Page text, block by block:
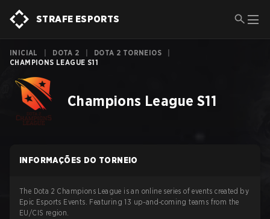
STRAFE ESPORTS
INICIAL DOTA 2 DOTA 2 TORNEIOS
CHAMPIONS LEAGUE S11
Champions League S11
INFORMAÇÕES DO TORNEIO
The Dota 2 Champions League is an online series of events created by
Epic Esports Events. Featuring 13 up-and-coming teams from the
EU/CIS region.